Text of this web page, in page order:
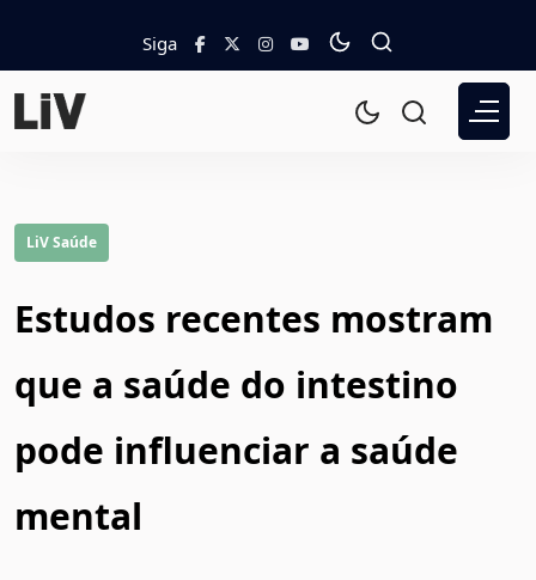
Siga
LiV Saúde
Estudos recentes mostram
que a saúde do intestino
pode influenciar a saúde
mental